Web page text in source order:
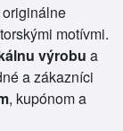
motívmi.
výrobu a
a zákazníci
, kupónom a